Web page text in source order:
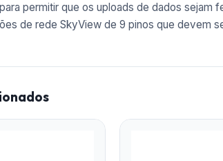
permitir que os uploads de dados sejam
de rede SkyView de 9 pinos que devem